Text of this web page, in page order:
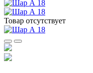
Товар отсутствует